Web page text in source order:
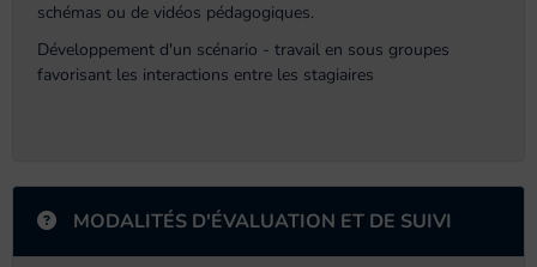
schémas ou de vidéos pédagogiques.
Développement d'un scénario - travail en sous groupes
favorisant les interactions entre les stagiaires
MODALITÉS D'ÉVALUATION ET DE SUIVI